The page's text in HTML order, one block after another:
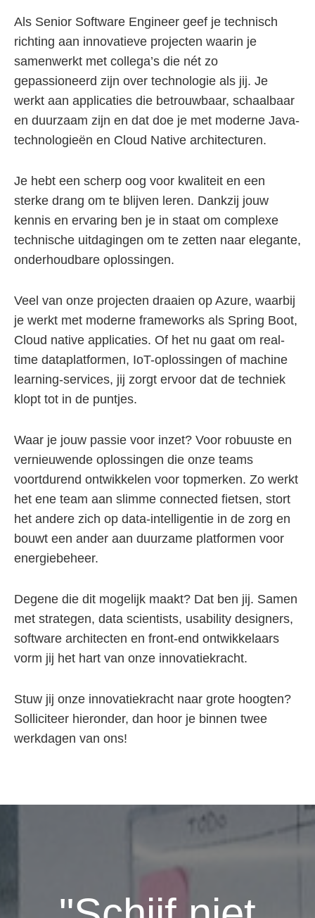
Als Senior Software Engineer geef je technisch
richting aan innovatieve projecten waarin je
samenwerkt met collega’s die nét zo
gepassioneerd zijn over technologie als jij. Je
werkt aan applicaties die betrouwbaar, schaalbaar
en duurzaam zijn en dat doe je met moderne Java-
technologieën en Cloud Native architecturen.
Je hebt een scherp oog voor kwaliteit en een
sterke drang om te blijven leren. Dankzij jouw
kennis en ervaring ben je in staat om complexe
technische uitdagingen om te zetten naar elegante,
onderhoudbare oplossingen.
Veel van onze projecten draaien op Azure, waarbij
je werkt met moderne frameworks als Spring Boot,
Cloud native applicaties. Of het nu gaat om real-
time dataplatformen, IoT-oplossingen of machine
learning-services, jij zorgt ervoor dat de techniek
klopt tot in de puntjes.
Waar je jouw passie voor inzet? Voor robuuste en
vernieuwende oplossingen die onze teams
voortdurend ontwikkelen voor topmerken. Zo werkt
het ene team aan slimme connected fietsen, stort
het andere zich op data-intelligentie in de zorg en
bouwt een ander aan duurzame platformen voor
energiebeheer.
Degene die dit mogelijk maakt? Dat ben jij. Samen
met strategen, data scientists, usability designers,
software architecten en front-end ontwikkelaars
vorm jij het hart van onze innovatiekracht.
Stuw jij onze innovatiekracht naar grote hoogten?
Solliciteer hieronder, dan hoor je binnen twee
werkdagen van ons!